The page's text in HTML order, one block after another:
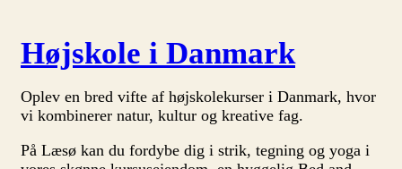
Højskole i Danmark
Oplev en bred vifte af højskolekurser i Danmark, hvor
vi kombinerer natur, kultur og kreative fag.
På Læsø kan du fordybe dig i strik, tegning og yoga i